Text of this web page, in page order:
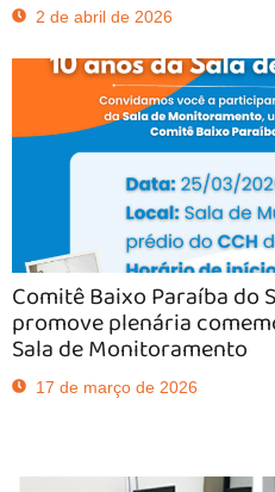
2 de abril de 2026
Comitê Baixo Paraíba do
promove plenária
Sala de Monitoramento
17 de março de 2026